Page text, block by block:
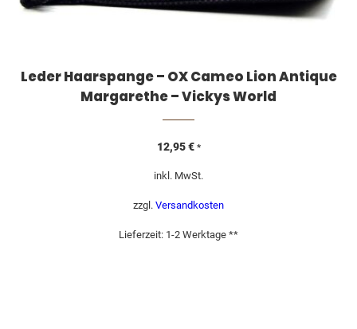
Leder Haarspange – OX Cameo Lion Antique
Margarethe – Vickys World
12,95€ *
inkl. MwSt.
zzgl. Versandkosten
Lieferzeit: 1-2 Werktage **